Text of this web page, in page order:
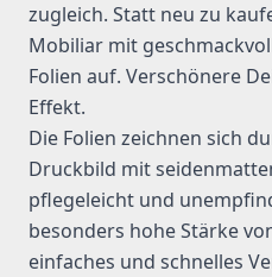
zugleich. Statt neu zu
Mobiliar mit
Folien auf. Verschönere
Effekt.
Die Folien zeichnen sich
Druckbild mit
pflegeleicht und
besonders hohe Stärke
einfaches und schnelles